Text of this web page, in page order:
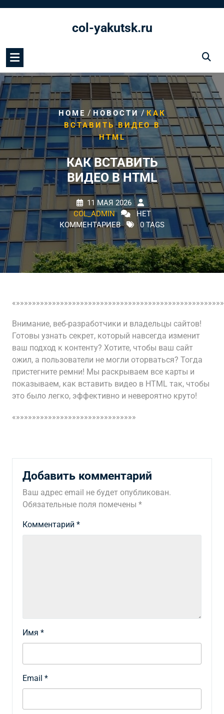
col-yakutsk.ru
HOME /НОВОСТИ / КАК
ВСТАВИТЬ ВИДЕО В
HTML
КАК ВСТАВИТЬ
ВИДЕО В HTML
11 МАЯ 2026
COL_ADMIN
НЕТ
КОММЕНТАРИЕВ
0 TAGS
Внимание, веб-разработчики и владельцы сайтов!
Готовы узнать секрет, который навсегда изменит
ваш подход к контенту? Хотите, чтобы ваш сайт
ожил, а пользователи не могли оторваться? Тогда
пристегните ремни! Мы раскрываем все карты и
показываем, как вставить видео в HTML так, чтобы
это было легко, эффективно и невероятно круто!
«»»»»»»»»»»»»»»»»»»»»»»»»»»»»»»
Добавить комментарий
Ваш адрес email не будет опубликован.
Обязательные поля помечены *
Комментарий *
Имя *
Email *